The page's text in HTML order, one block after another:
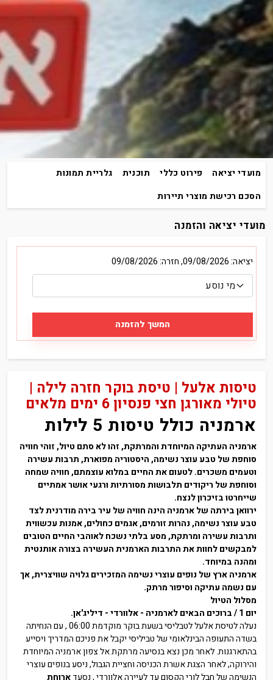
מועדי יציאה פירוט כללי תוכנית
גלריית תמונות
הסכם רכישת מוצרי תיירות
מועדי יציאה והזמנה
יציאה: 09/08/2026, חזרה: 09/08/2026
המשך להזמנה
טיסות אלעל | טיסת בוקר חזרה לילה |
טיולי מאורגן חצי פנסיון 6 ימים מלאים
ארמניה כולל טיסות 5 לילות
ארמניה העתיקה המיוחדת והמרתקת, זהו לא סתם טיול, זוהי חוויה
סוחפת של טבע עוצר נשימה, היסטוריה מפוארת, תרבות עשירה
וטעמים משכרים. לטעום את החיים במלוא עוצמתם, חוויה שמחה
וסוחפת של ריקודים תלבושות מסורתיות ורגעי אושר אמתיים
שייחרטו בזיכרון לנצח.
ירוואן בירתה של ארמניה הינה חוויה של עיר בירה מודרנית לצד
טבע עוצר נשימה, נהרות זורמים, אגמים כחולים, אמנות עכשווית
ותרבות עשירה ומרתקת, מסע בלתי נשכח לאוהבי החיים הטובים
למבקשים לחוות את התרבות הארמנית העשירה בצורה אותנטית
ומהנה במיוחד.
ארמניה ארץ של נופים עוצרי נשימה המזכירים גלויה שוויצרית, אך
עם נשמה עתיקה וסיפור מרתק.
מסלול הטיול
יום 1 / ברוכים הבאים לארמניה - אלוורדי - דיליג'אן.
נעלה לטיסת אלעל לטבליסי בשעת בוקר מוקדמת 06:00 , עם הנחיתה
בשדה התעופה הבינלאומי של טביליסי יקבל את פניכם המדריך ויסייע
בהתארגנות. לאחר מכן נצא בנסיעה מרתקת אל צפון ארמניה המיוחדת
והירוקה, לאחר הצגת אשרת הכניסה וחציית הגבול, ניסע בנופים עוצרי
הנשימה של חבל לורי הקסום עד לעיירה אלוורדי , נסעדארוחת